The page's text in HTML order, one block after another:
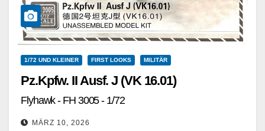
1/72 UND KLEINER FIRST LOOKS MILITÄR
Pz.Kpfw. II Ausf. J (VK 16.01)
Flyhawk - FH 3005 - 1/72
MÄRZ 10, 2026